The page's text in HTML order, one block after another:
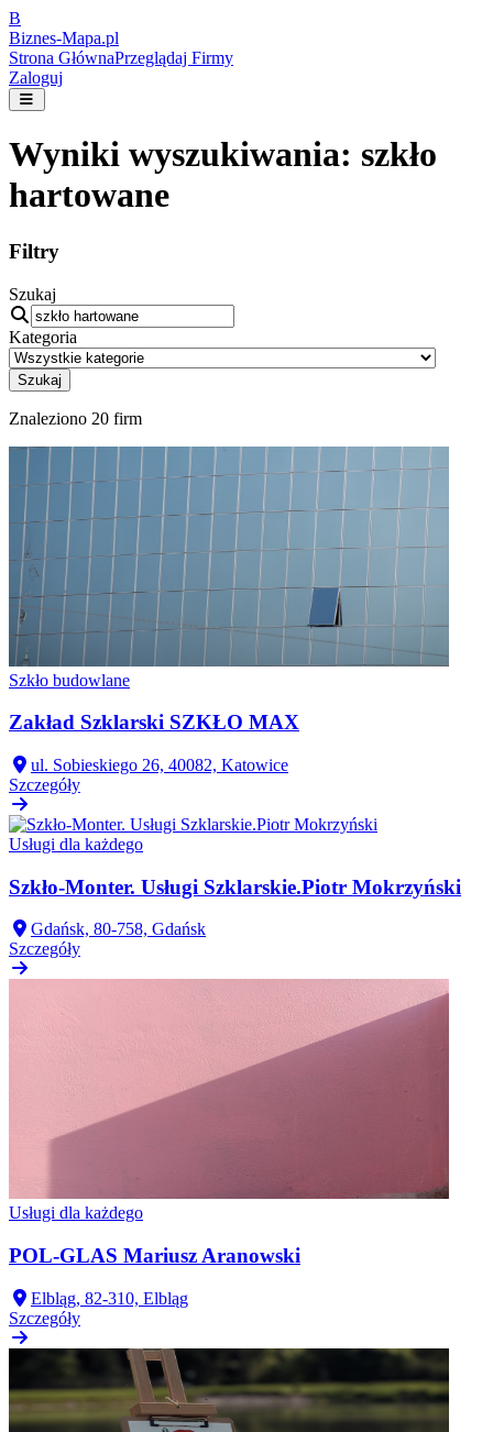
B
Biznes-Mapa.pl
Strona GłównaPrzeglądaj Firmy
Zaloguj
Wyniki wyszukiwania: szkło
hartowane
Filtry
Szukaj
Kategoria
Szukaj
Znaleziono 20 firm
Szkło budowlane
Zakład Szklarski SZKŁO MAX
ul. Sobieskiego 26, 40082, Katowice
Szczegóły
Usługi dla każdego
Szkło-Monter. Usługi Szklarskie.Piotr Mokrzyński
Gdańsk, 80-758, Gdańsk
Szczegóły
Usługi dla każdego
POL-GLAS Mariusz Aranowski
Elbląg, 82-310, Elbląg
Szczegóły